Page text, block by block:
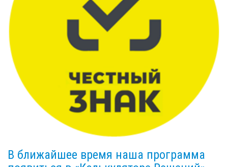
В ближайшее время наша программа